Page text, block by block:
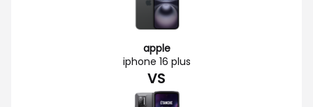
apple
iphone 16 plus
VS